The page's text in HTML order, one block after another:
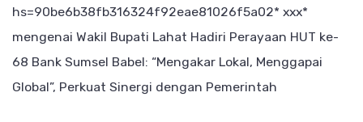
hs=90be6b38fb316324f92eae81026f5a02* ххх*
mengenai Wakil Bupati Lahat Hadiri Perayaan HUT ke-
68 Bank Sumsel Babel: “Mengakar Lokal, Menggapai
Global”, Perkuat Sinergi dengan Pemerintah